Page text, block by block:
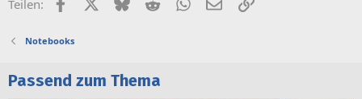
Teilen:
Notebooks
Passend zum Thema